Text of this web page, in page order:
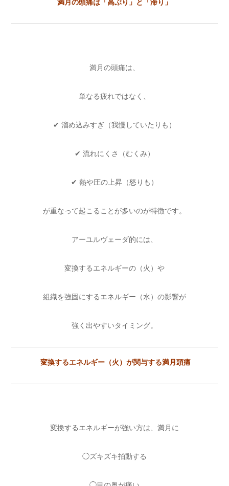
満月の頭痛は「高ぶり」と「滞り」
満月の頭痛は、
単なる疲れではなく、
✔ 溜め込みすぎ（我慢していたりも）
✔ 流れにくさ（むくみ）
✔ 熱や圧の上昇（怒りも）
が重なって起こることが多いのが特徴です。
アーユルヴェーダ的には、
変換するエネルギーの（火）や
組織を強固にするエネルギー（水）の影響が
強く出やすいタイミング。
変換するエネルギー（火）が関与する満月頭痛
変換するエネルギーが強い方は、満月に
◯ズキズキ拍動する